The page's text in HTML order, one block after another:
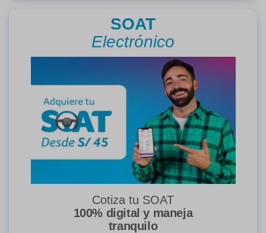
SOAT
Electrónico
Cotiza tu SOAT
100% digital y maneja
tranquilo